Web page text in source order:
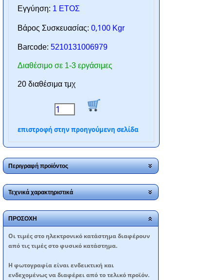
Εγγύηση: 1 ΕΤΟΣ
Βάρος Συσκευασίας: 0,100 Kgr
Barcode: 5210131006979
Διαθέσιμο σε 1-3 εργάσιμες
20 διαθέσιμα τμχ
επιστροφή στην προηγούμενη σελίδα
Περιγραφή προϊόντος
Τεχνικά χαρακτηριστικά
ΠΡΟΣΟΧΗ
Oι τιμές στο ηλεκτρονικό κατάστημα διαφέρουν
από τις τιμές στο φυσικό κατάστημα.
Η φωτογραφία είναι ενδεικτική και
ενδεχομένως να διαφέρει από το τελικό προϊόν.